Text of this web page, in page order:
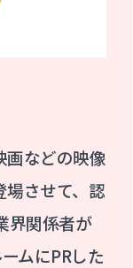
画などの映像
場させて、認
界関係者が
ムにPRした